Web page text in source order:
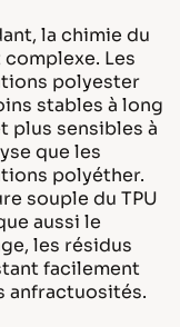
la chimie du
complexe. Les
polyester
stables à long
plus sensibles à
que les
polyéther.
souple du TPU
aussi le
les résidus
facilement
anfractuosités.